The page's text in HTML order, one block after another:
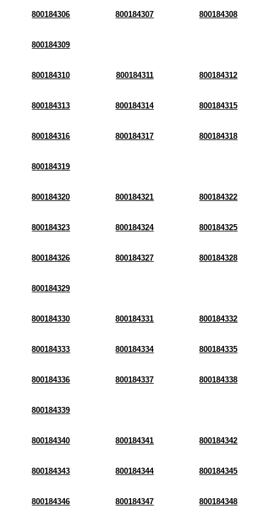
800184306 800184307 800184308
800184309
800184310 800184311 800184312
800184313 800184314 800184315
800184316 800184317 800184318
800184319
800184320 800184321 800184322
800184323 800184324 800184325
800184326 800184327 800184328
800184329
800184330 800184331 800184332
800184333 800184334 800184335
800184336 800184337 800184338
800184339
800184340 800184341 800184342
800184343 800184344 800184345
800184346 800184347 800184348